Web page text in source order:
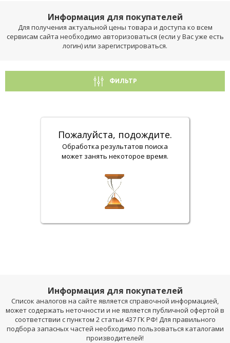
Информация для покупателей
Для получения актуальной цены товара и доступа ко всем
сервисам сайта необходимо авторизоваться (если у Вас уже есть
логин) или зарегистрироваться.
ФИЛЬТР
Пожалуйста, подождите.
Обработка результатов поиска
может занять некоторое время.
Информация для покупателей
Список аналогов на сайте является справочной информацией,
может содержать неточности и не является публичной офертой в
соответствии с пунктом 2 статьи 437 ГК РФ! Для правильного
подбора запасных частей необходимо пользоваться каталогами
производителей!